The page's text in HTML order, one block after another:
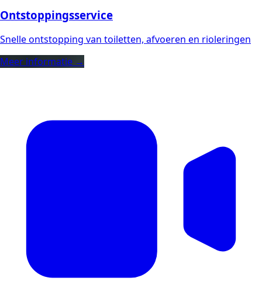
Ontstoppingsservice
Snelle ontstopping van toiletten, afvoeren en rioleringen
Meer informatie →